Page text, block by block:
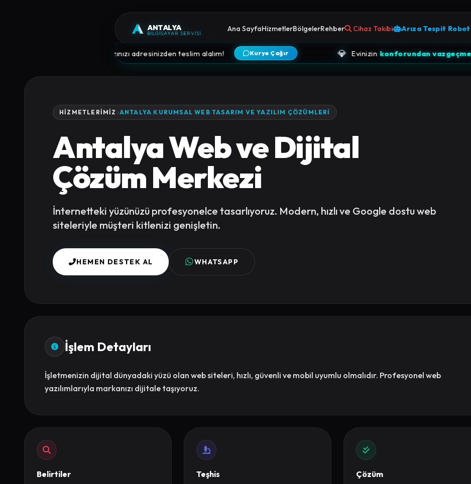
ile cihazınızı adresinizden teslim alalım! Kurye Çağır 💎 konforundan vazgeçmeyin,
ANTALYA
BİLGİSAYAR SERVİSİ
Antalya BİLGİSAYAR SERVİSİ
Ana SayfaHizmetlerBölgelerRehber Cihaz Takibi Arıza Tespit
HIZMETLERIMIZ ANTALYA KURUMSAL WEB TASARIM VE YAZILIM ÇÖZÜMLERI
Antalya Web ve Dijital
Çözüm Merkezi
İnternetteki yüzünüzü profesyonelce tasarlıyoruz. Modern, hızlı ve Google dostu web
siteleriyle müşteri kitlenizi genişletin.
HEMEN DESTEK AL WHATSAPP
İşlem Detayları
İşletmenizin dijital dünyadaki yüzü olan web siteleri, hızlı, güvenli ve mobil uyumlu olmalıdır. Profesyonel web
yazılımlarıyla markanızı dijitale taşıyoruz.
Belirtiler Teşhis Çözüm